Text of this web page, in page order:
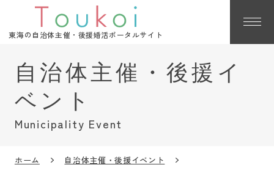
東海の自治体主催・後援婚活ポータルサイト
Municipality Event
ホーム
自治体主催・後援イベント